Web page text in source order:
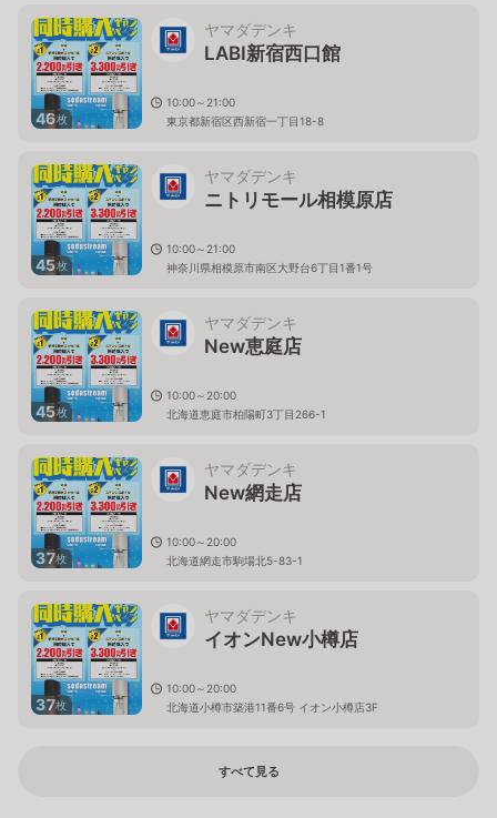
46枚
ヤマダデンキ
LABI新宿西口館
10:00～21:00
東京都新宿区西新宿一丁目18-8
45枚
ヤマダデンキ
ニトリモール相模原店
10:00～21:00
神奈川県相模原市南区大野台6丁目1番1号
45枚
ヤマダデンキ
New恵庭店
10:00～20:00
北海道恵庭市柏陽町3丁目266-1
37枚
ヤマダデンキ
New網走店
10:00～20:00
北海道網走市駒場北5-83-1
37枚
ヤマダデンキ
イオンNew小樽店
10:00～20:00
北海道小樽市築港11番6号 イオン小樽店3F
すべて見る